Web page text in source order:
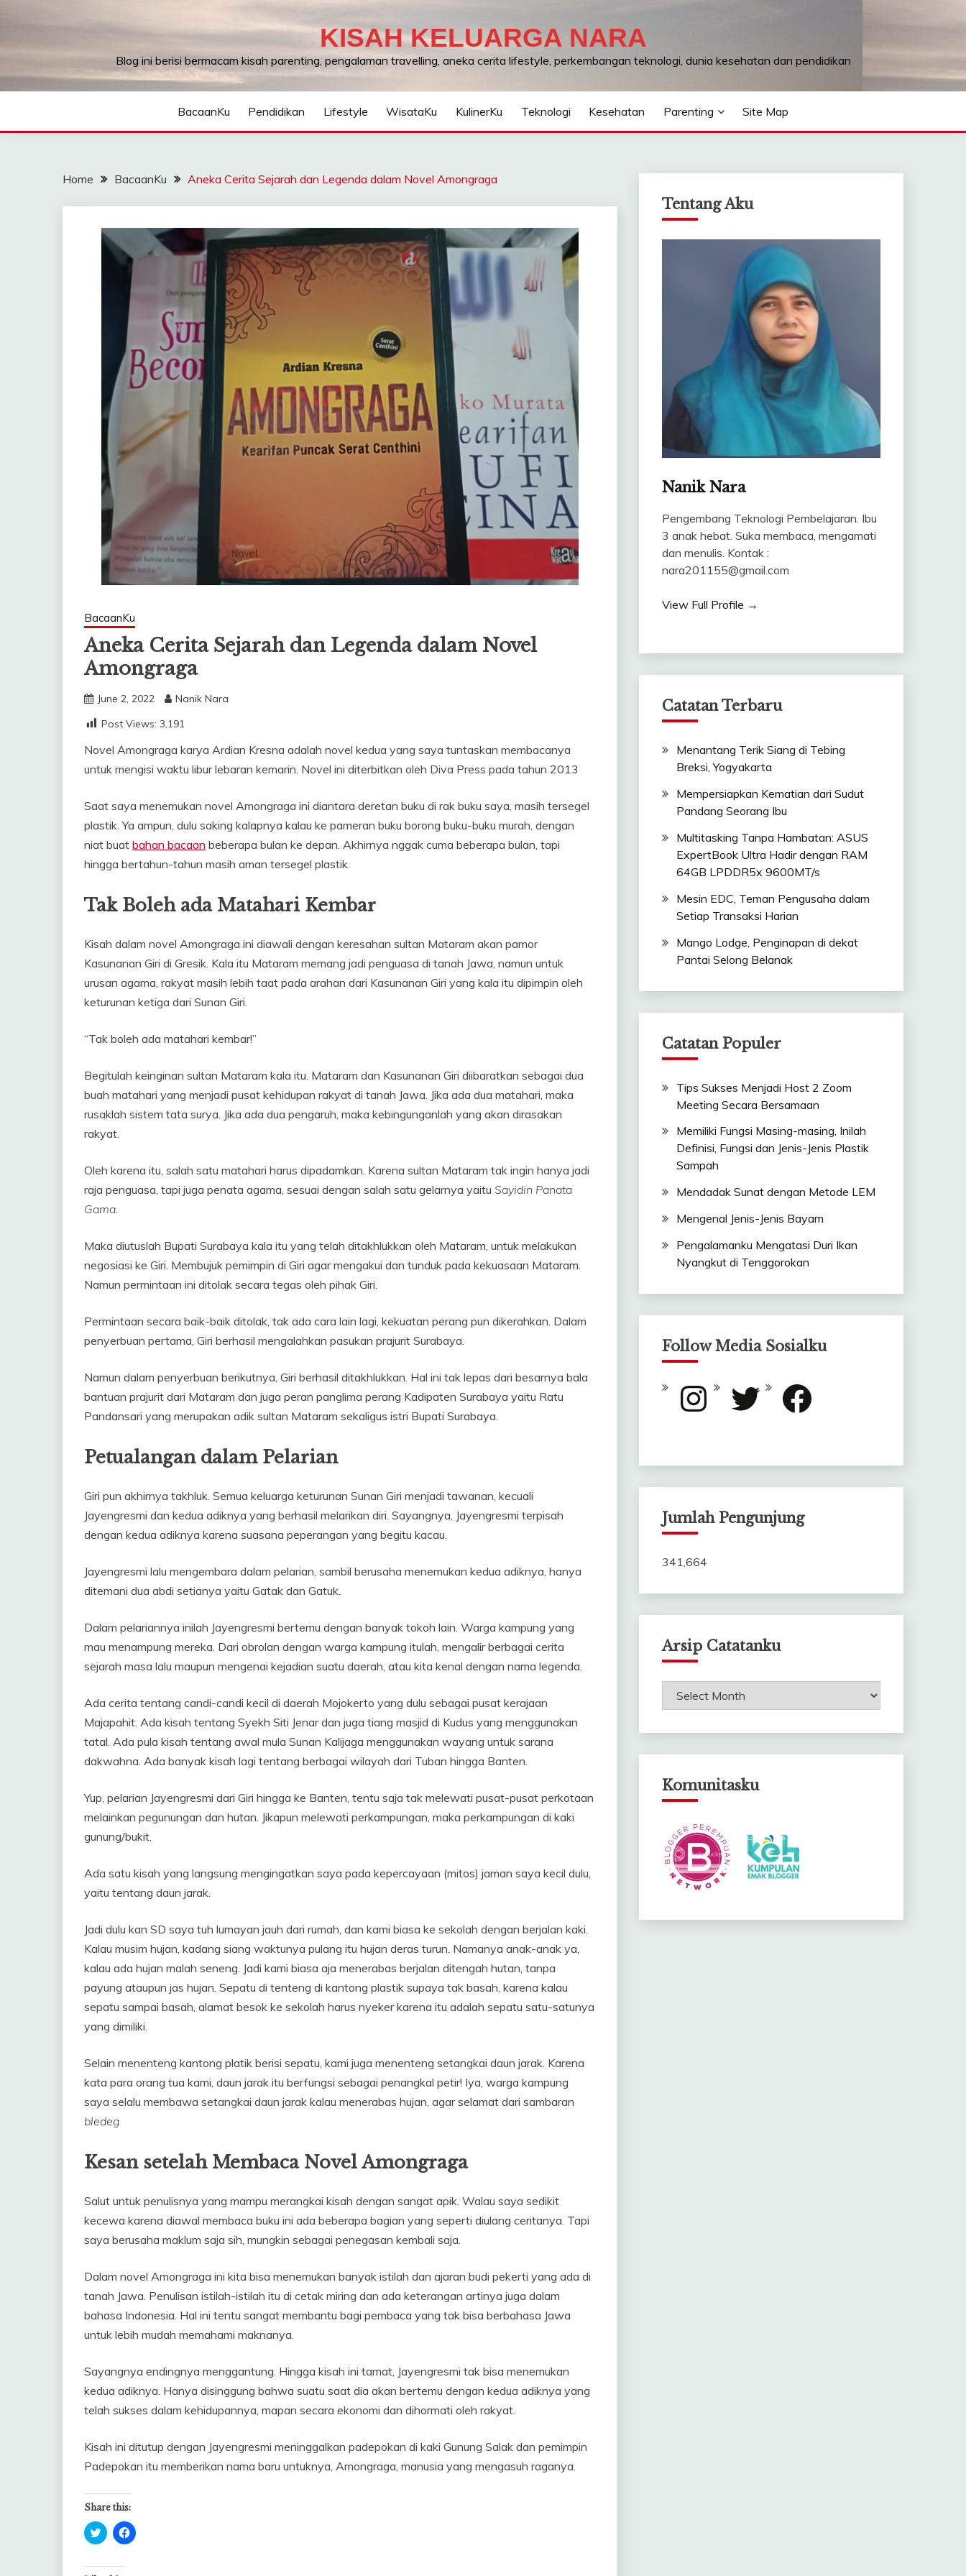
KISAH KELUARGA NARA
Blog ini berisi bermacam kisah parenting, pengalaman travelling, aneka cerita lifestyle, perkembangan teknologi, dunia kesehatan dan pendidikan
BacaanKu Pendidikan Lifestyle WisataKu KulinerKu Teknologi Kesehatan Parenting Site Map
Home BacaanKu Aneka Cerita Sejarah dan Legenda dalam Novel Amongraga
BacaanKu
Aneka Cerita Sejarah dan Legenda dalam Novel
Amongraga
June 2, 2022
Nanik Nara
Post Views: 3,191
Novel Amongraga karya Ardian Kresna adalah novel kedua yang saya tuntaskan membacanya
untuk mengisi waktu libur lebaran kemarin. Novel ini diterbitkan oleh Diva Press pada tahun 2013
Saat saya menemukan novel Amongraga ini diantara deretan buku di rak buku saya, masih tersegel
plastik. Ya ampun, dulu saking kalapnya kalau ke pameran buku borong buku-buku murah, dengan
niat buat bahan bacaan beberapa bulan ke depan. Akhirnya nggak cuma beberapa bulan, tapi
hingga bertahun-tahun masih aman tersegel plastik.
Tak Boleh ada Matahari Kembar
Kisah dalam novel Amongraga ini diawali dengan keresahan sultan Mataram akan pamor
Kasunanan Giri di Gresik. Kala itu Mataram memang jadi penguasa di tanah Jawa, namun untuk
urusan agama, rakyat masih lebih taat pada arahan dari Kasunanan Giri yang kala itu dipimpin oleh
keturunan ketiga dari Sunan Giri.
“Tak boleh ada matahari kembar!”
Begitulah keinginan sultan Mataram kala itu. Mataram dan Kasunanan Giri diibaratkan sebagai dua
buah matahari yang menjadi pusat kehidupan rakyat di tanah Jawa. Jika ada dua matahari, maka
rusaklah sistem tata surya. Jika ada dua pengaruh, maka kebingunganlah yang akan dirasakan
rakyat.
Oleh karena itu, salah satu matahari harus dipadamkan. Karena sultan Mataram tak ingin hanya jadi
raja penguasa, tapi juga penata agama, sesuai dengan salah satu gelarnya yaitu Sayidin Panata
Gama
Maka diutuslah Bupati Surabaya kala itu yang telah ditakhlukkan oleh Mataram, untuk melakukan
negosiasi ke Giri. Membujuk pemimpin di Giri agar mengakui dan tunduk pada kekuasaan Mataram.
Namun permintaan ini ditolak secara tegas oleh pihak Giri.
Permintaan secara baik-baik ditolak, tak ada cara lain lagi, kekuatan perang pun dikerahkan. Dalam
penyerbuan pertama, Giri berhasil mengalahkan pasukan prajurit Surabaya.
Namun dalam penyerbuan berikutnya, Giri berhasil ditakhlukkan. Hal ini tak lepas dari besarnya bala
bantuan prajurit dari Mataram dan juga peran panglima perang Kadipaten Surabaya yaitu Ratu
Pandansari yang merupakan adik sultan Mataram sekaligus istri Bupati Surabaya.
Petualangan dalam Pelarian
Giri pun akhirnya takhluk. Semua keluarga keturunan Sunan Giri menjadi tawanan, kecuali
Jayengresmi dan kedua adiknya yang berhasil melarikan diri. Sayangnya, Jayengresmi terpisah
dengan kedua adiknya karena suasana peperangan yang begitu kacau.
Jayengresmi lalu mengembara dalam pelarian, sambil berusaha menemukan kedua adiknya, hanya
ditemani dua abdi setianya yaitu Gatak dan Gatuk.
Dalam pelariannya inilah Jayengresmi bertemu dengan banyak tokoh lain. Warga kampung yang
mau menampung mereka. Dari obrolan dengan warga kampung itulah, mengalir berbagai cerita
sejarah masa lalu maupun mengenai kejadian suatu daerah, atau kita kenal dengan nama legenda.
Ada cerita tentang candi-candi kecil di daerah Mojokerto yang dulu sebagai pusat kerajaan
Majapahit. Ada kisah tentang Syekh Siti Jenar dan juga tiang masjid di Kudus yang menggunakan
tatal. Ada pula kisah tentang awal mula Sunan Kalijaga menggunakan wayang untuk sarana
dakwahna. Ada banyak kisah lagi tentang berbagai wilayah dari Tuban hingga Banten.
Yup, pelarian Jayengresmi dari Giri hingga ke Banten, tentu saja tak melewati pusat-pusat perkotaan
melainkan pegunungan dan hutan. Jikapun melewati perkampungan, maka perkampungan di kaki
gunung/bukit.
Ada satu kisah yang langsung mengingatkan saya pada kepercayaan (mitos) jaman saya kecil dulu,
yaitu tentang daun jarak.
Jadi dulu kan SD saya tuh lumayan jauh dari rumah, dan kami biasa ke sekolah dengan berjalan kaki.
Kalau musim hujan, kadang siang waktunya pulang itu hujan deras turun. Namanya anak-anak ya,
kalau ada hujan malah seneng. Jadi kami biasa aja menerabas berjalan ditengah hutan, tanpa
payung ataupun jas hujan. Sepatu di tenteng di kantong plastik supaya tak basah, karena kalau
sepatu sampai basah, alamat besok ke sekolah harus nyeker karena itu adalah sepatu satu-satunya
yang dimiliki.
Selain menenteng kantong platik berisi sepatu, kami juga menenteng setangkai daun jarak. Karena
kata para orang tua kami, daun jarak itu berfungsi sebagai penangkal petir! Iya, warga kampung
saya selalu membawa setangkai daun jarak kalau menerabas hujan, agar selamat dari sambaran
bledeg
Kesan setelah Membaca Novel Amongraga
Salut untuk penulisnya yang mampu merangkai kisah dengan sangat apik. Walau saya sedikit
kecewa karena diawal membaca buku ini ada beberapa bagian yang seperti diulang ceritanya. Tapi
saya berusaha maklum saja sih, mungkin sebagai penegasan kembali saja.
Dalam novel Amongraga ini kita bisa menemukan banyak istilah dan ajaran budi pekerti yang ada di
tanah Jawa. Penulisan istilah-istilah itu di cetak miring dan ada keterangan artinya juga dalam
bahasa Indonesia. Hal ini tentu sangat membantu bagi pembaca yang tak bisa berbahasa Jawa
untuk lebih mudah memahami maknanya.
Sayangnya endingnya menggantung. Hingga kisah ini tamat, Jayengresmi tak bisa menemukan
kedua adiknya. Hanya disinggung bahwa suatu saat dia akan bertemu dengan kedua adiknya yang
telah sukses dalam kehidupannya, mapan secara ekonomi dan dihormati oleh rakyat.
Kisah ini ditutup dengan Jayengresmi meninggalkan padepokan di kaki Gunung Salak dan pemimpin
Padepokan itu memberikan nama baru untuknya, Amongraga, manusia yang mengasuh raganya.
Share this:
Click
to
Twitter
Click
to
Tentang Aku
Nanik Nara
Pengembang Teknologi Pembelajaran. Ibu
3 anak hebat. Suka membaca, mengamati
dan menulis. Kontak :
nara201155@gmail.com
View Full Profile →
Catatan Terbaru
Menantang Terik Siang di Tebing
Breksi, Yogyakarta
Mempersiapkan Kematian dari Sudut
Pandang Seorang Ibu
Multitasking Tanpa Hambatan: ASUS
ExpertBook Ultra Hadir dengan RAM
64GB LPDDR5x 9600MT/s
Mesin EDC, Teman Pengusaha dalam
Setiap Transaksi Harian
Mango Lodge, Penginapan di dekat
Pantai Selong Belanak
Catatan Populer
Tips Sukses Menjadi Host 2 Zoom
Meeting Secara Bersamaan
Memiliki Fungsi Masing-masing, Inilah
Definisi, Fungsi dan Jenis-Jenis Plastik
Sampah
Mendadak Sunat dengan Metode LEM
Mengenal Jenis-Jenis Bayam
Pengalamanku Mengatasi Duri Ikan
Nyangkut di Tenggorokan
Follow Media Sosialku
Instagram Twitter Facebook
Jumlah Pengunjung
341,664
Arsip Catatanku
Arsip
Komunitasku